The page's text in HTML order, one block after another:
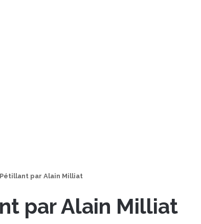
par Alain Milliat
par Alain Milliat